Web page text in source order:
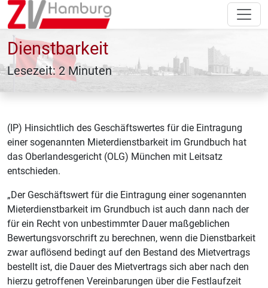
Dienstbarkeit
Lesezeit: 2 Minuten
(IP) Hinsichtlich des Geschäftswertes für die Eintragung
einer sogenannten Mieterdienstbarkeit im Grundbuch hat
das Oberlandesgericht (OLG) München mit Leitsatz
entschieden.
„Der Geschäftswert für die Eintragung einer sogenannten
Mieterdienstbarkeit im Grundbuch ist auch dann nach der
für ein Recht von unbestimmter Dauer maßgeblichen
Bewertungsvorschrift zu berechnen, wenn die Dienstbarkeit
zwar auflösend bedingt auf den Bestand des Mietvertrags
bestellt ist, die Dauer des Mietvertrags sich aber nach den
hierzu getroffenen Vereinbarungen über die Festlaufzeit